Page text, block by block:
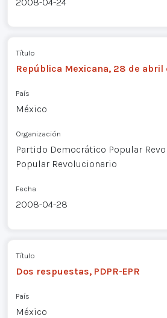
Título
República Mexicana, 28 de abril
País
México
Organización
Partido Democrático Popular
Popular Revolucionario
Fecha
2008-04-28
Título
Dos respuestas, PDPR-EPR
País
México